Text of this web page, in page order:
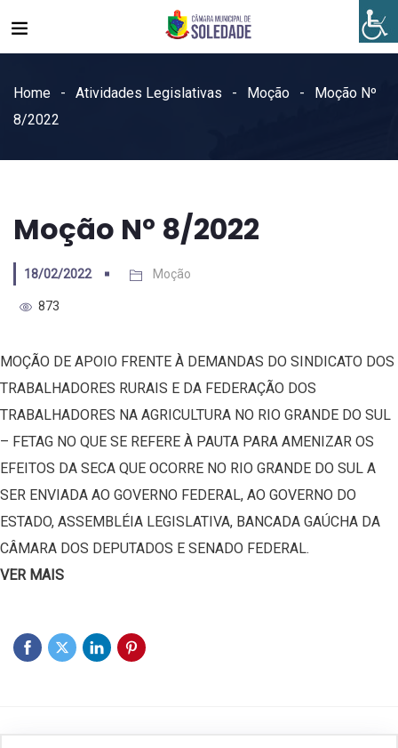
Home Atividades Legislativas Moção
Moção Nº
8/2022
Moção Nº 8/2022
18/02/2022 Moção
873
MOÇÃO DE APOIO FRENTE À DEMANDAS DO SINDICATO DOS
TRABALHADORES RURAIS E DA FEDERAÇÃO DOS
TRABALHADORES NA AGRICULTURA NO RIO GRANDE DO SUL
– FETAG NO QUE SE REFERE À PAUTA PARA AMENIZAR OS
EFEITOS DA SECA QUE OCORRE NO RIO GRANDE DO SUL A
SER ENVIADA AO GOVERNO FEDERAL, AO GOVERNO DO
ESTADO, ASSEMBLÉIA LEGISLATIVA, BANCADA GAÚCHA DA
CÂMARA DOS DEPUTADOS E SENADO FEDERAL.
VER MAIS